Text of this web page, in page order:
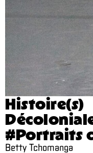
Histoire(s)
#Portraits
Betty Tchomanga